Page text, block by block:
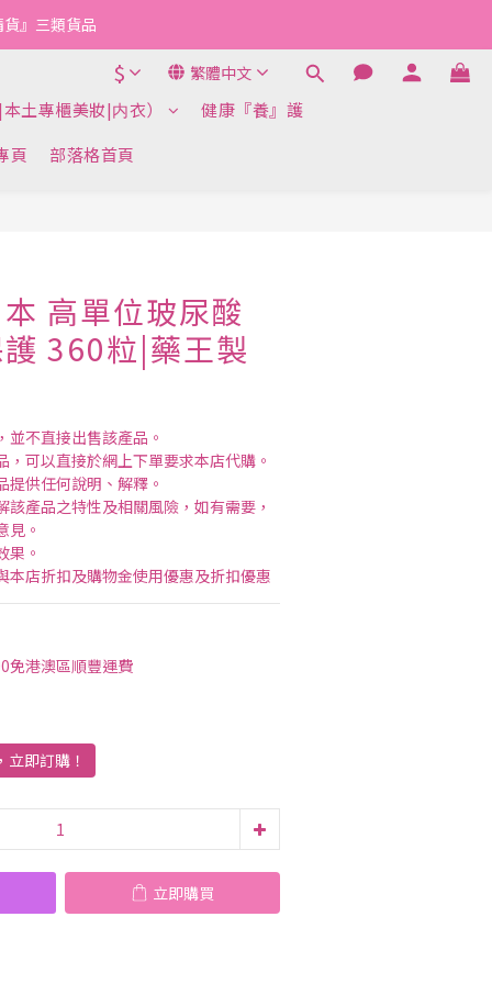
』三類貨品
$ 繁體中文
土專櫃美妝|内衣）
健康『養』護
頁 部落格首頁
本 高單位玻尿酸
360粒|藥王製
不直接出售該產品。
，可以直接於網上下單要求本店代購。
提供任何說明、解釋。
產品之特性及相關風險，如有需要，
見。
果。
本店折扣及購物金使用優惠及折扣優惠
免港澳區順豐運費
即訂購！
立即購買